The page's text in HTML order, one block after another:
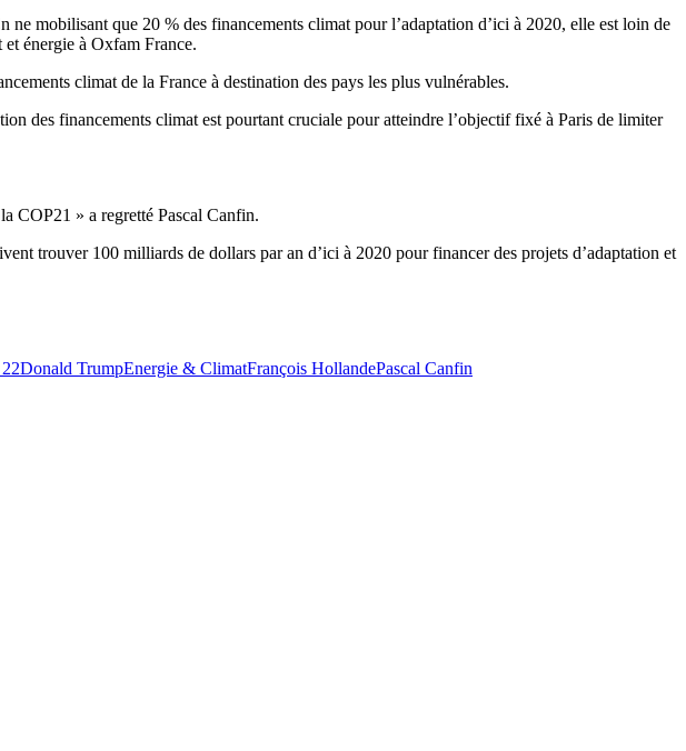
mobilisant que 20 % des financements climat pour l’adaptation d’ici à 2020, elle est loin de
énergie à Oxfam France.
climat de la France à destination des pays les plus vulnérables.
des financements climat est pourtant cruciale pour atteindre l’objectif fixé à Paris de limiter
COP21 » a regretté Pascal Canfin.
trouver 100 milliards de dollars par an d’ici à 2020 pour financer des projets d’adaptation et
Donald TrumpEnergie & ClimatFrançois HollandePascal Canfin